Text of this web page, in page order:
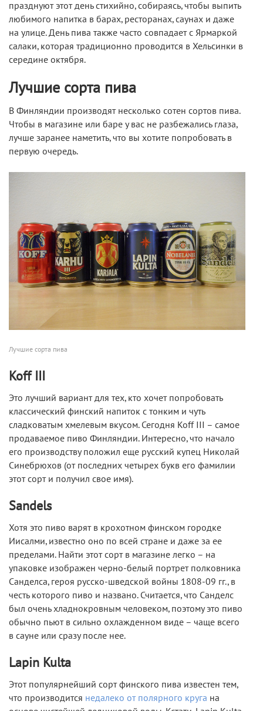
празднуют этот день стихийно, собираясь, чтобы выпить
любимого напитка в барах, ресторанах, саунах и даже
на улице. День пива также часто совпадает с Ярмаркой
салаки, которая традиционно проводится в Хельсинки в
середине октября.
Лучшие сорта пива
В Финляндии производят несколько сотен сортов пива.
Чтобы в магазине или баре у вас не разбежались глаза,
лучше заранее наметить, что вы хотите попробовать в
первую очередь.
Лучшие сорта пива
Koff III
Это лучший вариант для тех, кто хочет попробовать
классический финский напиток с тонким и чуть
сладковатым хмелевым вкусом. Сегодня Koff III – самое
продаваемое пиво Финляндии. Интересно, что начало
его производству положил еще русский купец Николай
Синебрюхов (от последних четырех букв его фамилии
этот сорт и получил свое имя).
Sandels
Хотя это пиво варят в крохотном финском городке
Иисалми, известно оно по всей стране и даже за ее
пределами. Найти этот сорт в магазине легко – на
упаковке изображен черно-белый портрет полковника
Санделса, героя русско-шведской войны 1808-09 гг., в
честь которого пиво и названо. Считается, что Санделс
был очень хладнокровным человеком, поэтому это пиво
обычно пьют в сильно охлажденном виде – чаще всего
в сауне или сразу после нее.
Lapin Kulta
Этот популярнейший сорт финского пива известен тем,
что производится недалеко от полярного круга на